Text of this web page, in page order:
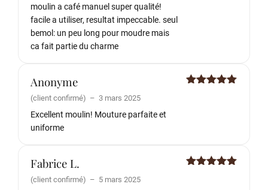
moulin a café manuel super qualité!
facile a utiliser, resultat impeccable. seul
bemol: un peu long pour moudre mais
ca fait partie du charme
Anonyme
(client confirmé) – 3 mars 2025
Excellent moulin! Mouture parfaite et
uniforme
Fabrice L.
(client confirmé) – 5 mars 2025